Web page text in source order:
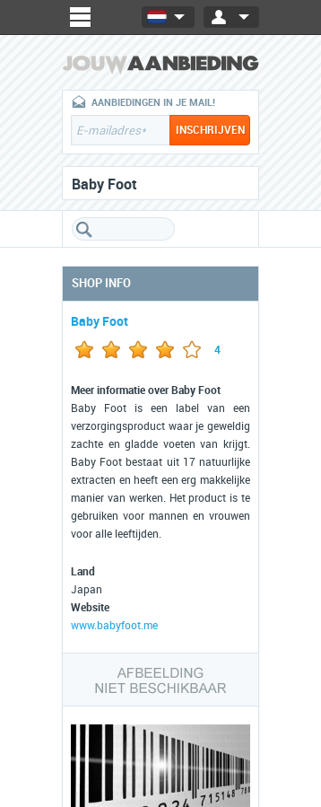
AANBIEDINGEN IN JE MAIL!
Baby Foot
SHOP INFO
Baby Foot
4
Meer informatie over Baby Foot
Baby Foot is een label van een
verzorgingsproduct waar je geweldig
zachte en gladde voeten van krijgt.
Baby Foot bestaat uit 17 natuurlijke
extracten en heeft een erg makkelijke
manier van werken. Het product is te
gebruiken voor mannen en vrouwen
voor alle leeftijden.
Land
Japan
Website
www.babyfoot.me